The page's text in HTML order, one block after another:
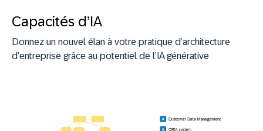
Capacités d’IA
Donnez un nouvel élan à votre pratique d’architecture
d’entreprise grâce au potentiel de l’IA générative